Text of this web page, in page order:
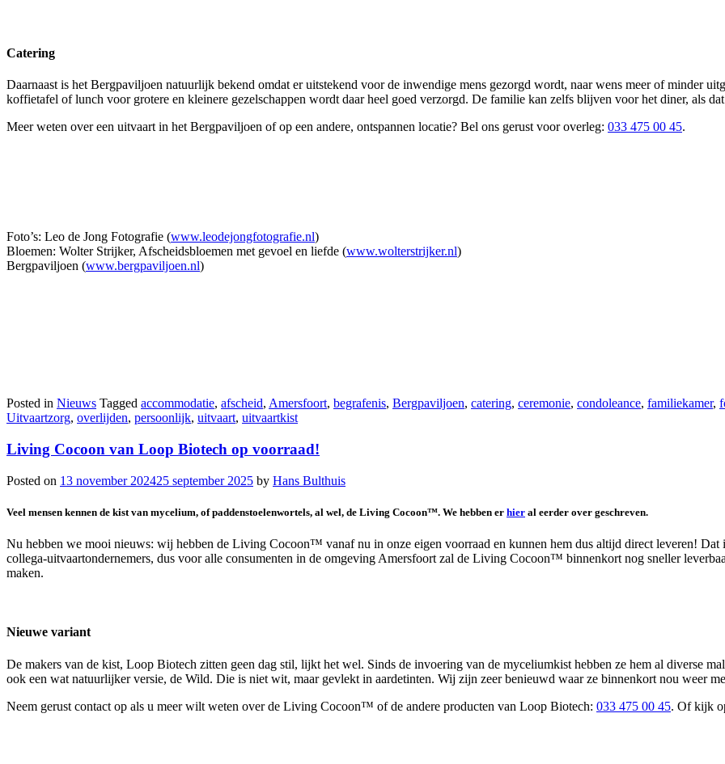
Catering
Daarnaast is het Bergpaviljoen natuurlijk bekend omdat er uitstekend voor de inwendige mens gezorgd wordt, naar wens meer of minder
koffietafel of lunch voor grotere en kleinere gezelschappen wordt daar heel goed verzorgd. De familie kan zelfs blijven voor het diner, als
Meer weten over een uitvaart in het Bergpaviljoen of op een andere, ontspannen locatie? Bel ons gerust voor overleg: 033 475 00 45.
Foto’s: Leo de Jong Fotografie (www.leodejongfotografie.nl)
Bloemen: Wolter Strijker, Afscheidsbloemen met gevoel en liefde (www.wolterstrijker.nl)
Bergpaviljoen (www.bergpaviljoen.nl)
Posted in Nieuws Tagged accommodatie, afscheid, Amersfoort, begrafenis, Bergpaviljoen, catering, ceremonie, condoleance, familiekamer,
Uitvaartzorg, overlijden, persoonlijk, uitvaart, uitvaartkist
Living Cocoon van Loop Biotech op voorraad!
Posted on 13 november 202425 september 2025 by Hans Bulthuis
Veel mensen kennen de kist van mycelium, of paddenstoelenwortels, al wel, de Living Cocoon™. We hebben er hier al eerder over geschreven.
Nu hebben we mooi nieuws: wij hebben de Living Cocoon™ vanaf nu in onze eigen voorraad en kunnen hem dus altijd direct leveren!
collega-uitvaartondernemers, dus voor alle consumenten in de omgeving Amersfoort zal de Living Cocoon™ binnenkort nog sneller
maken.
Nieuwe variant
De makers van de kist, Loop Biotech zitten geen dag stil, lijkt het wel. Sinds de invoering van de myceliumkist hebben ze hem al diverse
ook een wat natuurlijker versie, de Wild. Die is niet wit, maar gevlekt in aardetinten. Wij zijn zeer benieuwd waar ze binnenkort nou weer
Neem gerust contact op als u meer wilt weten over de Living Cocoon™ of de andere producten van Loop Biotech: 033 475 00 45. Of kijk